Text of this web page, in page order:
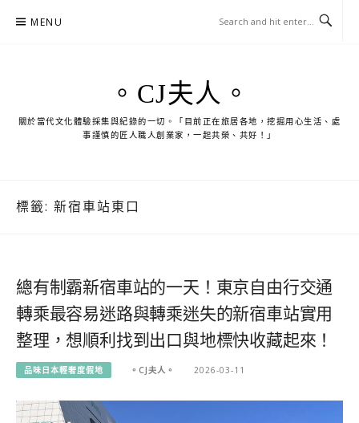
MENU
。CJ夫人。
關於當代文化體驗採集與紀錄的一切。「目前正在旅居各地，挖掘用心生活、處
事謹慎的匠人職人創業家，一起共榮、共好！」
標籤: 新宿車站東口
總有制霸新宿車站的一天！東京自由行交通
轉乘最容易迷路與轉乘迷失的新宿車站實用
整理，想順利找到出口與地標快收藏起來！
品味日本輕奢度假地 。CJ夫人。 2026-03-11